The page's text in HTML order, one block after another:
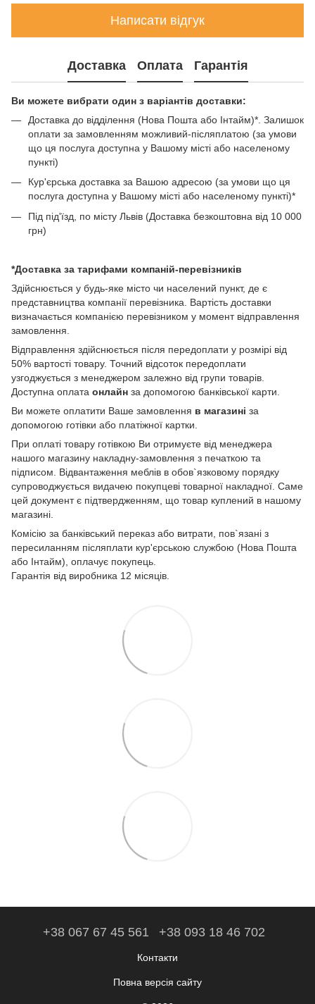
Написати відгук
Доставка Оплата Гарантія
Ви можете вибрати один з варіантів доставки:
Доставка до відділення (Нова Пошта або Інтайм)*. Залишок
оплати за замовленням можливий-післяплатою (за умови
що ця послуга доступна у Вашому місті або населеному
пункті)
Кур'єрська доставка за Вашою адресою (за умови що ця
послуга доступна у Вашому місті або населеному пункті)*
Під під'їзд, по місту Львів (Доставка безкоштовна від 10 000
грн)
*Доставка за тарифами компаній-перевізників
Здійснюється у будь-яке місто чи населений пункт, де є
представництва компанії перевізника. Вартість доставки
визначається компанією перевізником у момент відправлення
замовлення.
Відправлення здійснюється після передоплати у розмірі від
50% вартості товару. Точний відсоток передоплати
узгоджується з менеджером залежно від групи товарів.
Доступна оплата онлайн за допомогою банківської карти.
Ви можете оплатити Ваше замовлення в магазині за
допомогою готівки або платіжної картки.
При оплаті товару готівкою Ви отримуєте від менеджера
нашого магазину накладну-замовлення з печаткою та
підписом. Відвантаження меблів в обов`язковому порядку
супроводжується видачею покупцеві товарної накладної. Саме
цей документ є підтвердженням, що товар куплений в нашому
магазині.
Комісію за банківський переказ або витрати, пов`язані з
пересиланням післяплати кур'єрською службою (Нова Пошта
або Інтайм), оплачує покупець.
Гарантія від виробника 12 місяців.
+38 067 67 45 561 +38 093 18 46 702
Контакти
Повна версія сайту